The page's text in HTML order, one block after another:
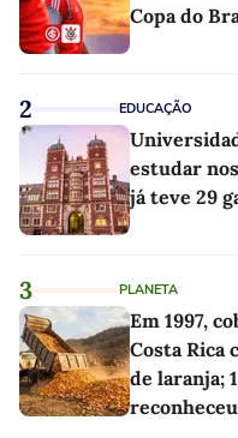
Copa do
2 EDUCAÇÃO
estudar
já teve 29
3 PLANETA
Em 1997,
Costa Rica
de laranja;